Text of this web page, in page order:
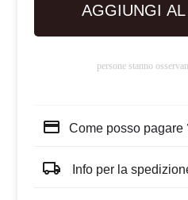
AGGIUNGI
persone stanno
Come posso pagare
Info per la